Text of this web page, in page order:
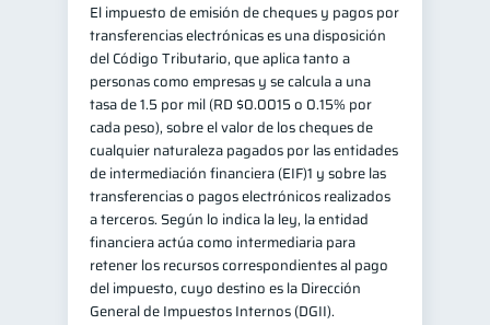
El impuesto de emisión de cheques y pagos por
transferencias electrónicas es una disposición
del Código Tributario, que aplica tanto a
personas como empresas y se calcula a una
tasa de 1.5 por mil (RD $0.0015 o 0.15% por
cada peso), sobre el valor de los cheques de
cualquier naturaleza pagados por las entidades
de intermediación financiera (EIF)1 y sobre las
transferencias o pagos electrónicos realizados
a terceros. Según lo indica la ley, la entidad
financiera actúa como intermediaria para
retener los recursos correspondientes al pago
del impuesto, cuyo destino es la Dirección
General de Impuestos Internos (DGII).